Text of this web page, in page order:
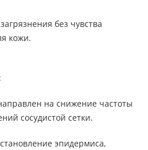
без чувства
кожи.
на снижение частоты
сосудистой сетки.
эпидермиса,